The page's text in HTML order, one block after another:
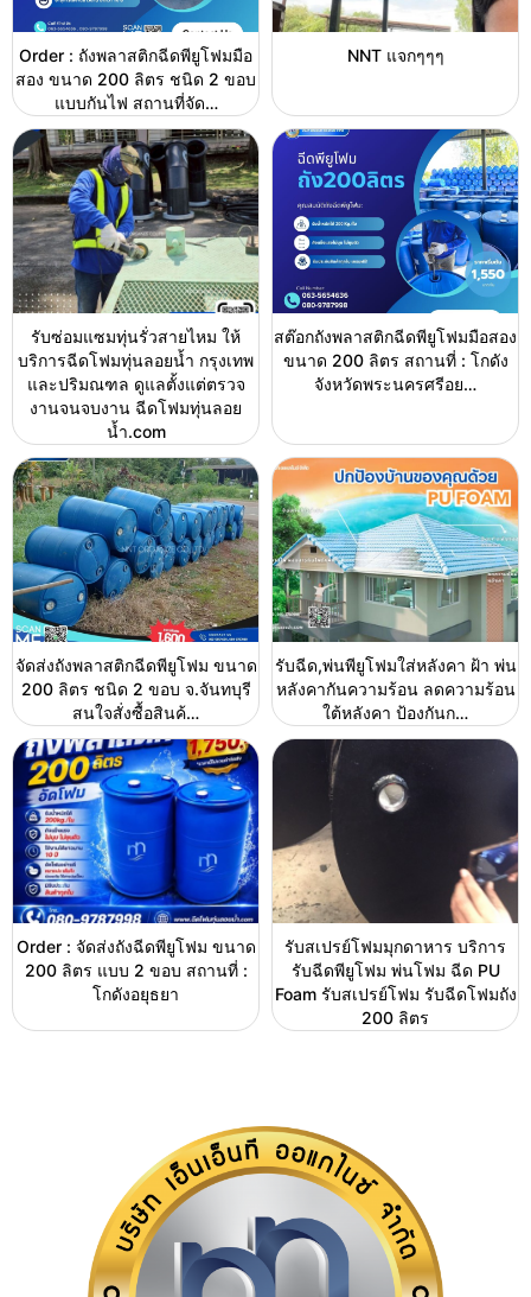
Order : ถังพลาสติกฉีดพียูโฟมมือ
สอง ขนาด 200 ลิตร ชนิด 2 ขอบ
แบบกันไฟ สถานที่จัด…
NNT แจกๆๆๆ
รับซ่อมแซมทุ่นรั่วสายไหม ให้
บริการฉีดโฟมทุ่นลอยน้ำ กรุงเทพ
และปริมณฑล ดูแลตั้งแต่ตรวจ
งานจนจบงาน ฉีดโฟมทุ่นลอย
น้ำ.com
สต๊อกถังพลาสติกฉีดพียูโฟมมือสอง
ขนาด 200 ลิตร สถานที่ : โกดัง
จังหวัดพระนครศรีอย…
จัดส่งถังพลาสติกฉีดพียูโฟม ขนาด
200 ลิตร ชนิด 2 ขอบ จ.จันทบุรี
สนใจสั่งซื้อสินค้…
รับฉีด,พ่นพียูโฟมใส่หลังคา ฝ้า พ่น
หลังคากันความร้อน ลดความร้อน
ใต้หลังคา ป้องกันก…
Order : จัดส่งถังฉีดพียูโฟม ขนาด
200 ลิตร แบบ 2 ขอบ สถานที่ :
โกดังอยุธยา
รับสเปรย์โฟมมุกดาหาร บริการ
รับฉีดพียูโฟม พ่นโฟม ฉีด PU
Foam รับสเปรย์โฟม รับฉีดโฟมถัง
200 ลิตร